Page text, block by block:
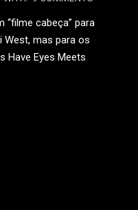
cabeça” para
West, mas para os
Have Eyes Meets